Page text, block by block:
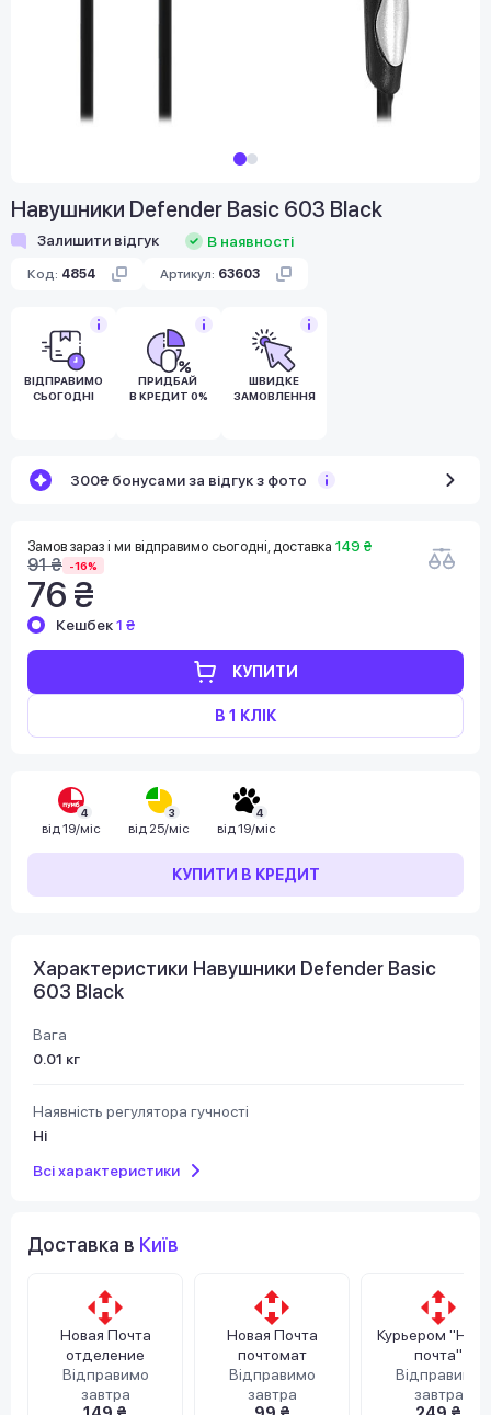
Навушники Defender Basic 603 Black
Залишити відгук В наявності
Код: 4854 Артикул: 63603
ВІДПРАВИМО
СЬОГОДНІ
ПРИДБАЙ
В КРЕДИТ 0%
ШВИДКЕ
ЗАМОВЛЕННЯ
300₴ бонусами за відгук з фото
Замов зараз і ми відправимо сьогодні, доставка 149 ₴
91 ₴ -16%
76 ₴
КУПИТИ
В 1 КЛІК
Кешбек1 ₴
4
від 19/міс
3
від 25/міс
4
від 19/міс
КУПИТИ В КРЕДИТ
Характеристики Навушники Defender Basic
603 Black
Вага
0.01 кг
Наявність регулятора гучності
Ні
Всі характеристики
Доставка в Київ
Новая Почта
отделение
Відправимо
завтра
Новая Почта
почтомат
Відправимо
завтра
Курьером
почта"
Відправимо
завтра